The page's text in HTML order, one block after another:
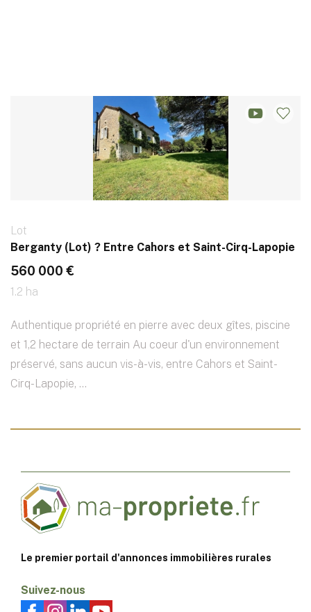
Lot
Berganty (Lot) ? Entre Cahors et Saint-Cirq-Lapopie
560 000 €
1.2 ha
Authentique propriété en pierre avec deux gîtes, piscine
et 1,2 hectare de terrain Au coeur d'un environnement
préservé, sans aucun vis-à-vis, entre Cahors et Saint-
Cirq-Lapopie, ...
Le premier portail d'annonces immobilières rurales
Suivez-nous